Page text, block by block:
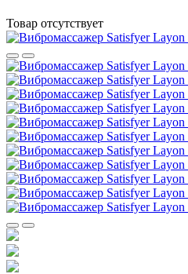
Товар отсутствует